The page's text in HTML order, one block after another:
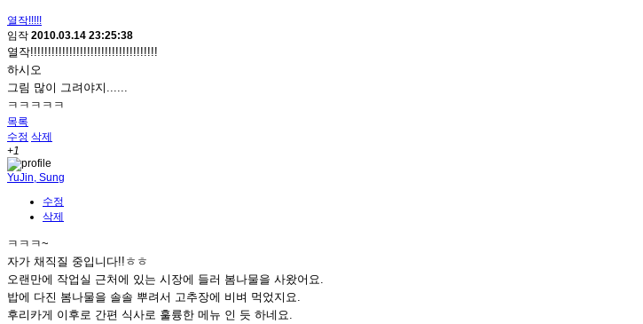
열작!!!!!
임작 2010.03.14 23:25:38
열작!!!!!!!!!!!!!!!!!!!!!!!!!!!!!!!!!!!!
하시오
그림 많이 그려야지......
ㅋㅋㅋㅋㅋ
목록
수정 삭제
+1
YuJin, Sung
수정
삭제
ㅋㅋㅋ~
자가 채직질 중입니다!!ㅎㅎ
오랜만에 작업실 근처에 있는 시장에 들러 봄나물을 사왔어요.
밥에 다진 봄나물을 솔솔 뿌려서 고추장에 비벼 먹었지요.
후리카게 이후로 간편 식사로 훌륭한 메뉴 인 듯 하네요.